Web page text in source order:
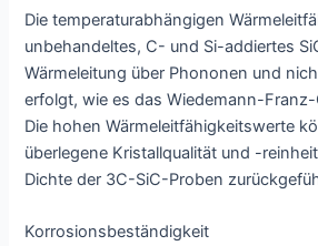
Die temperaturabhängigen
unbehandeltes, C- und Si-addiertes
Wärmeleitung über Phononen und
erfolgt, wie es das Wiedemann-
Die hohen Wärmeleitfähigkeitswerte
überlegene Kristallqualität und -
Dichte der 3C-SiC-Proben
Korrosionsbeständigkeit